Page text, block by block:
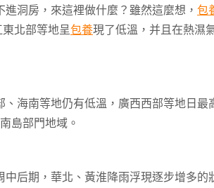
洞房，來這裡做什麼？雖然這麼想， 包
北部等地呈包養現了低溫，并且在熱濕
海南等地仍有低溫，廣西西部等地日最
島部門地域。
后期，華北、黃淮降雨浮現逐步增多的